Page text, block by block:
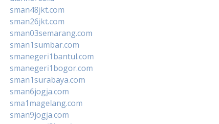
sman48jkt.com
sman26jkt.com
sman03semarang.com
sman1sumbar.com
smanegeri1bantul.com
smanegeri1bogor.com
sman1surabaya.com
sman6jogja.com
sma1magelang.com
sman9jogja.com